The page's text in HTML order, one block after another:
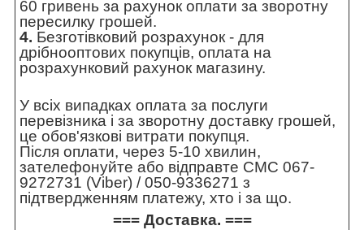
60 гривень за рахунок оплати за зворотну
пересилку грошей.
4. Безготівковий розрахунок - для
дрібнооптових покупців, оплата на
розрахунковий рахунок магазину.
У всіх випадках оплата за послуги
перевізника і за зворотну доставку грошей,
це обов'язкові витрати покупця.
Після оплати, через 5-10 хвилин,
зателефонуйте або відправте СМС 067-
9272731 (Viber) / 050-9336271 з
підтвердженням платежу, хто і за що.
=== Доставка. ===